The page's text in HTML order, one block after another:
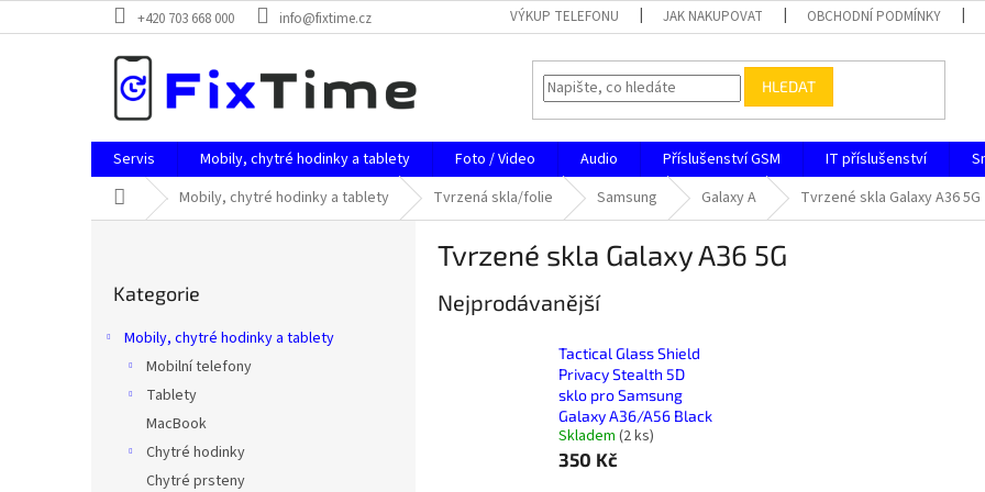
na
+420 703 668 000 info@fixtime.cz VÝKUP TELEFONU JAK NAKUPOVAT OBCHODNÍ PODMÍNKY
HLEDAT
Servis Mobily, chytré hodinky a tablety Foto / Video Audio Příslušenství GSM IT příslušenství
Domů Mobily, chytré hodinky a tablety Tvrzená skla/folie Samsung Galaxy A Tvrzené skla Galaxy A36 5G
kategorie
Kategorie
Mobily, chytré hodinky a tablety
Mobilní telefony
Tablety
MacBook
Chytré hodinky
Chytré prsteny
Tvrzené skla Galaxy A36 5G
Nejprodávanější
Tactical Glass Shield
Privacy Stealth 5D
sklo pro Samsung
Galaxy A36/A56 Black
Skladem (2 ks)
350 Kč